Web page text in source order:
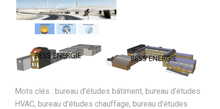
Mots clés : bureau d’études bâtiment, bureau d’études
HVAC, bureau d’études chauffage, bureau d’études